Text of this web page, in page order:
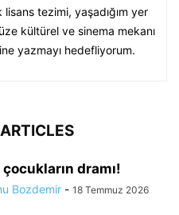
tezimi, yaşadığım yer
kültürel ve sinema mekanı
yazmayı hedefliyorum.
çocukların dramı!
Bozdemir - 18 Temmuz 2026